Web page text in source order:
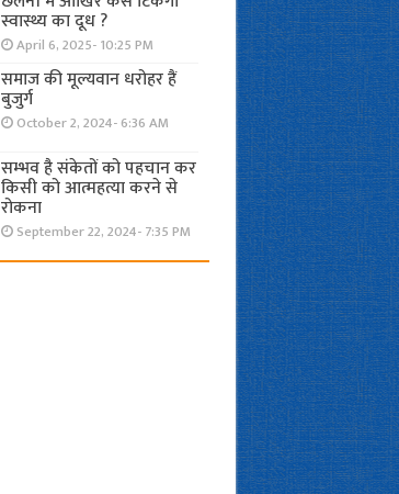
स्वास्थ्य का दूध ?
April 6, 2025- 10:25 PM
समाज की मूल्यवान धरोहर हैं
बुजुर्ग
October 2, 2024- 6:36 AM
सम्भव है संकेतों को पहचान कर
किसी को आत्महत्या करने से
रोकना
September 22, 2024- 7:35 PM